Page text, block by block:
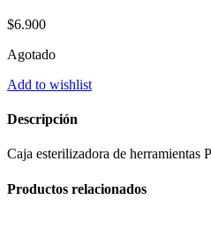
$6.900
Agotado
Add to wishlist
Descripción
Caja esterilizadora de herramientas
Productos relacionados